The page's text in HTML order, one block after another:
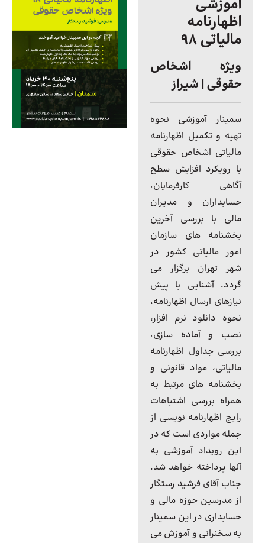
آموزشی
اظهارنامه
مالیاتی ۹۸
ویژه اشخاص
حقوقی | شیراز
سمینار آموزشی نحوه
تهیه و تکمیل اظهارنامه
مالیاتی اشخاص حقوقی
با رویکرد افزایش سطح
آگاهی کارفرمایان،
حسابداران و مدیران
مالی با بررسی آخرین
بخشنامه های سازمان
امور مالیاتی کشور در
شهر تهران برگزار می
گردد. آشنایی با پیش
نیازهای ارسال اظهارنامه،
نحوه دانلود نرم افزار،
نصب و آماده سازی،
بررسی جداول اظهارنامه
مالیاتی، مواد قانونی و
بخشنامه های مرتبط به
همراه بررسی اشتباهات
رایج اظهارنامه نویسی از
جمله مواردی است که در
این رویداد آموزشی به
آنها پرداخته خواهد شد.
جناب آقای فرشید رستگار
از مدرسین حوزه مالی و
حسابداری در این سمینار
به سخنرانی و آموزش می